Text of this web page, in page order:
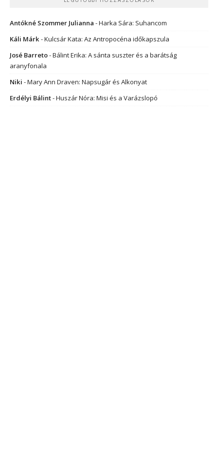
Antókné Szommer Julianna -Harka Sára: Suhancom
Káli Márk-Kulcsár Kata: Az Antropocéna időkapszula
José Barreto-Bálint Erika: A sánta suszter és a barátság
aranyfonala
Niki -Mary Ann Draven: Napsugár és Alkonyat
Erdélyi Bálint-Huszár Nóra: Misi és a Varázslopó